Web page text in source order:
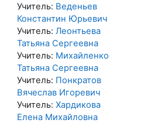
Учитель: Веденьев
Константин Юрьевич
Учитель: Леонтьева
Татьяна Сергеевна
Учитель: Михайленко
Татьяна Сергеевна
Учитель: Понкратов
Вячеслав Игоревич
Учитель: Хардикова
Елена Михайловна